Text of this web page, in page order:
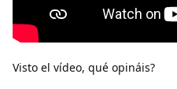
Visto el vídeo, qué opináis?